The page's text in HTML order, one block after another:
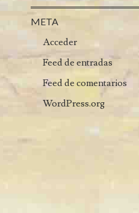
META
Acceder
Feed de entradas
Feed de comentarios
WordPress.org